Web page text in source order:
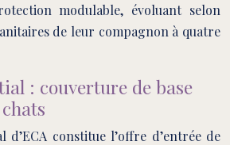
modulable, évoluant selon
de leur compagnon à quatre
: couverture de base
d’ECA constitue l’offre d’entrée de